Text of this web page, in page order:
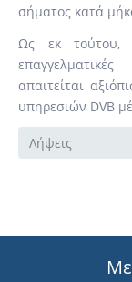
σήματος κατά
Ως εκ τούτου,
απαιτείται
υπηρεσιών DVB
Λήψεις